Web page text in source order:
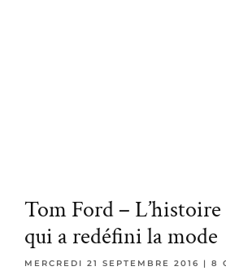
Tom Ford – L’histoire
qui a redéfini la mode
MERCREDI 21 SEPTEMBRE 2016 8